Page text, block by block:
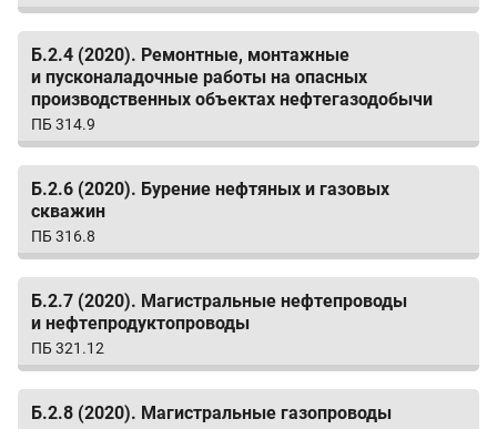
Б.2.4 (2020). Ремонтные, монтажные
и пусконаладочные работы на опасных
производственных объектах нефтегазодобычи
ПБ 314.9
Б.2.6 (2020). Бурение нефтяных и газовых
скважин
ПБ 316.8
Б.2.7 (2020). Магистральные нефтепроводы
и нефтепродуктопроводы
ПБ 321.12
Б.2.8 (2020). Магистральные газопроводы